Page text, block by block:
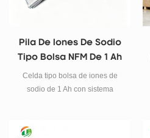
Pila De Iones De Sodio
Tipo Bolsa NFM De 1 Ah
Para Investigación
Celda tipo bolsa de iones de
sodio de 1 Ah con sistema
para investigación sobre